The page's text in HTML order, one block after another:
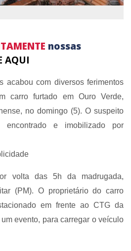
nossas
AQUI
acabou com diversos ferimentos
carro furtado em Ouro Verde,
no domingo (5). O suspeito
e imobilizado por
volta das 5h da madrugada,
(PM). O proprietário do carro
em frente ao CTG da
evento, para carregar o veículo